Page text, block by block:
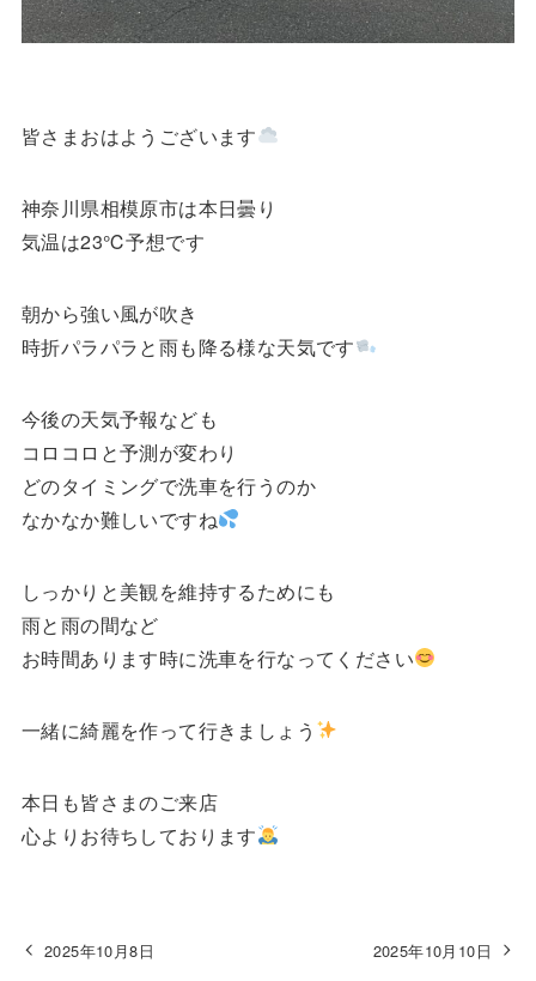
皆さまおはようございます
神奈川県相模原市は本日曇り
気温は23℃予想です
朝から強い風が吹き
時折パラパラと雨も降る様な天気です
今後の天気予報なども
コロコロと予測が変わり
どのタイミングで洗車を行うのか
なかなか難しいですね
しっかりと美観を維持するためにも
雨と雨の間など
お時間あります時に洗車を行なってください
一緒に綺麗を作って行きましょう
本日も皆さまのご来店
心よりお待ちしております
2025年10月8日 2025年10月10日